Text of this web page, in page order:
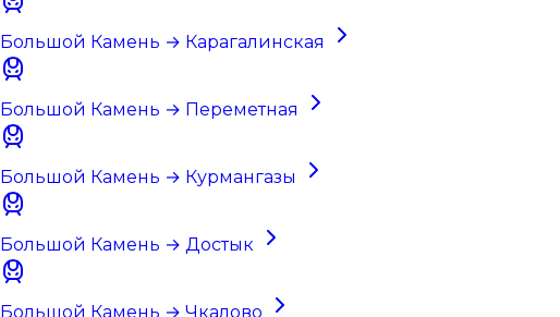
Большой Камень → Карагалинская
Большой Камень → Переметная
Большой Камень → Курмангазы
Большой Камень → Достык
Большой Камень → Чкалово